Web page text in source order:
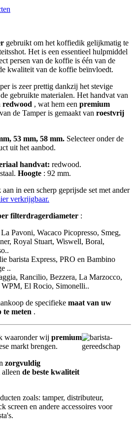
gebruikt om het koffiedik gelijkmatig te
Het is een essentieel hulpmiddel
persen van de koffie is één van de
kwaliteit van de koffie beïnvloedt.
is zeer prettig dankzij het stevige
gebruikte materialen. Het handvat van
redwood , wat hem een premium
van de Tamper is gemaakt van roestvrij
53 mm, 58 mm. Selecteer onder de
uit het aanbod.
handvat: redwood.
Hoogte : 92 mm.
in een scherp geprijsde set met ander
verkrijgbaar.
filterdragerdiameter :
Pavoni, Wacaco Picopresso, Smeg,
Royal Stuart, Wiswell, Boral,
barista Express, PRO en Bambino
..
Rancilio, Bezzera, La Marzocco,
El Rocio, Simonelli..
de specifieke maat van uw
te meten .
waaronder wij premium
markt brengen.
zorgvuldig
alleen de beste kwaliteit
zoals: tamper, distributeur,
screen en andere accessoires voor